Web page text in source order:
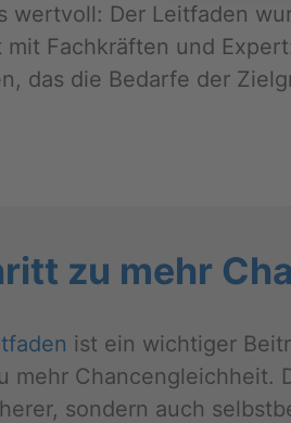
wert­voll: Der Leit­fa­den
mit Fach­kräf­ten und
das die Be­dar­fe der
zu mehr
ist ein wich­ti­ger
mehr Chan­cen­gleich­heit.
son­dern auch